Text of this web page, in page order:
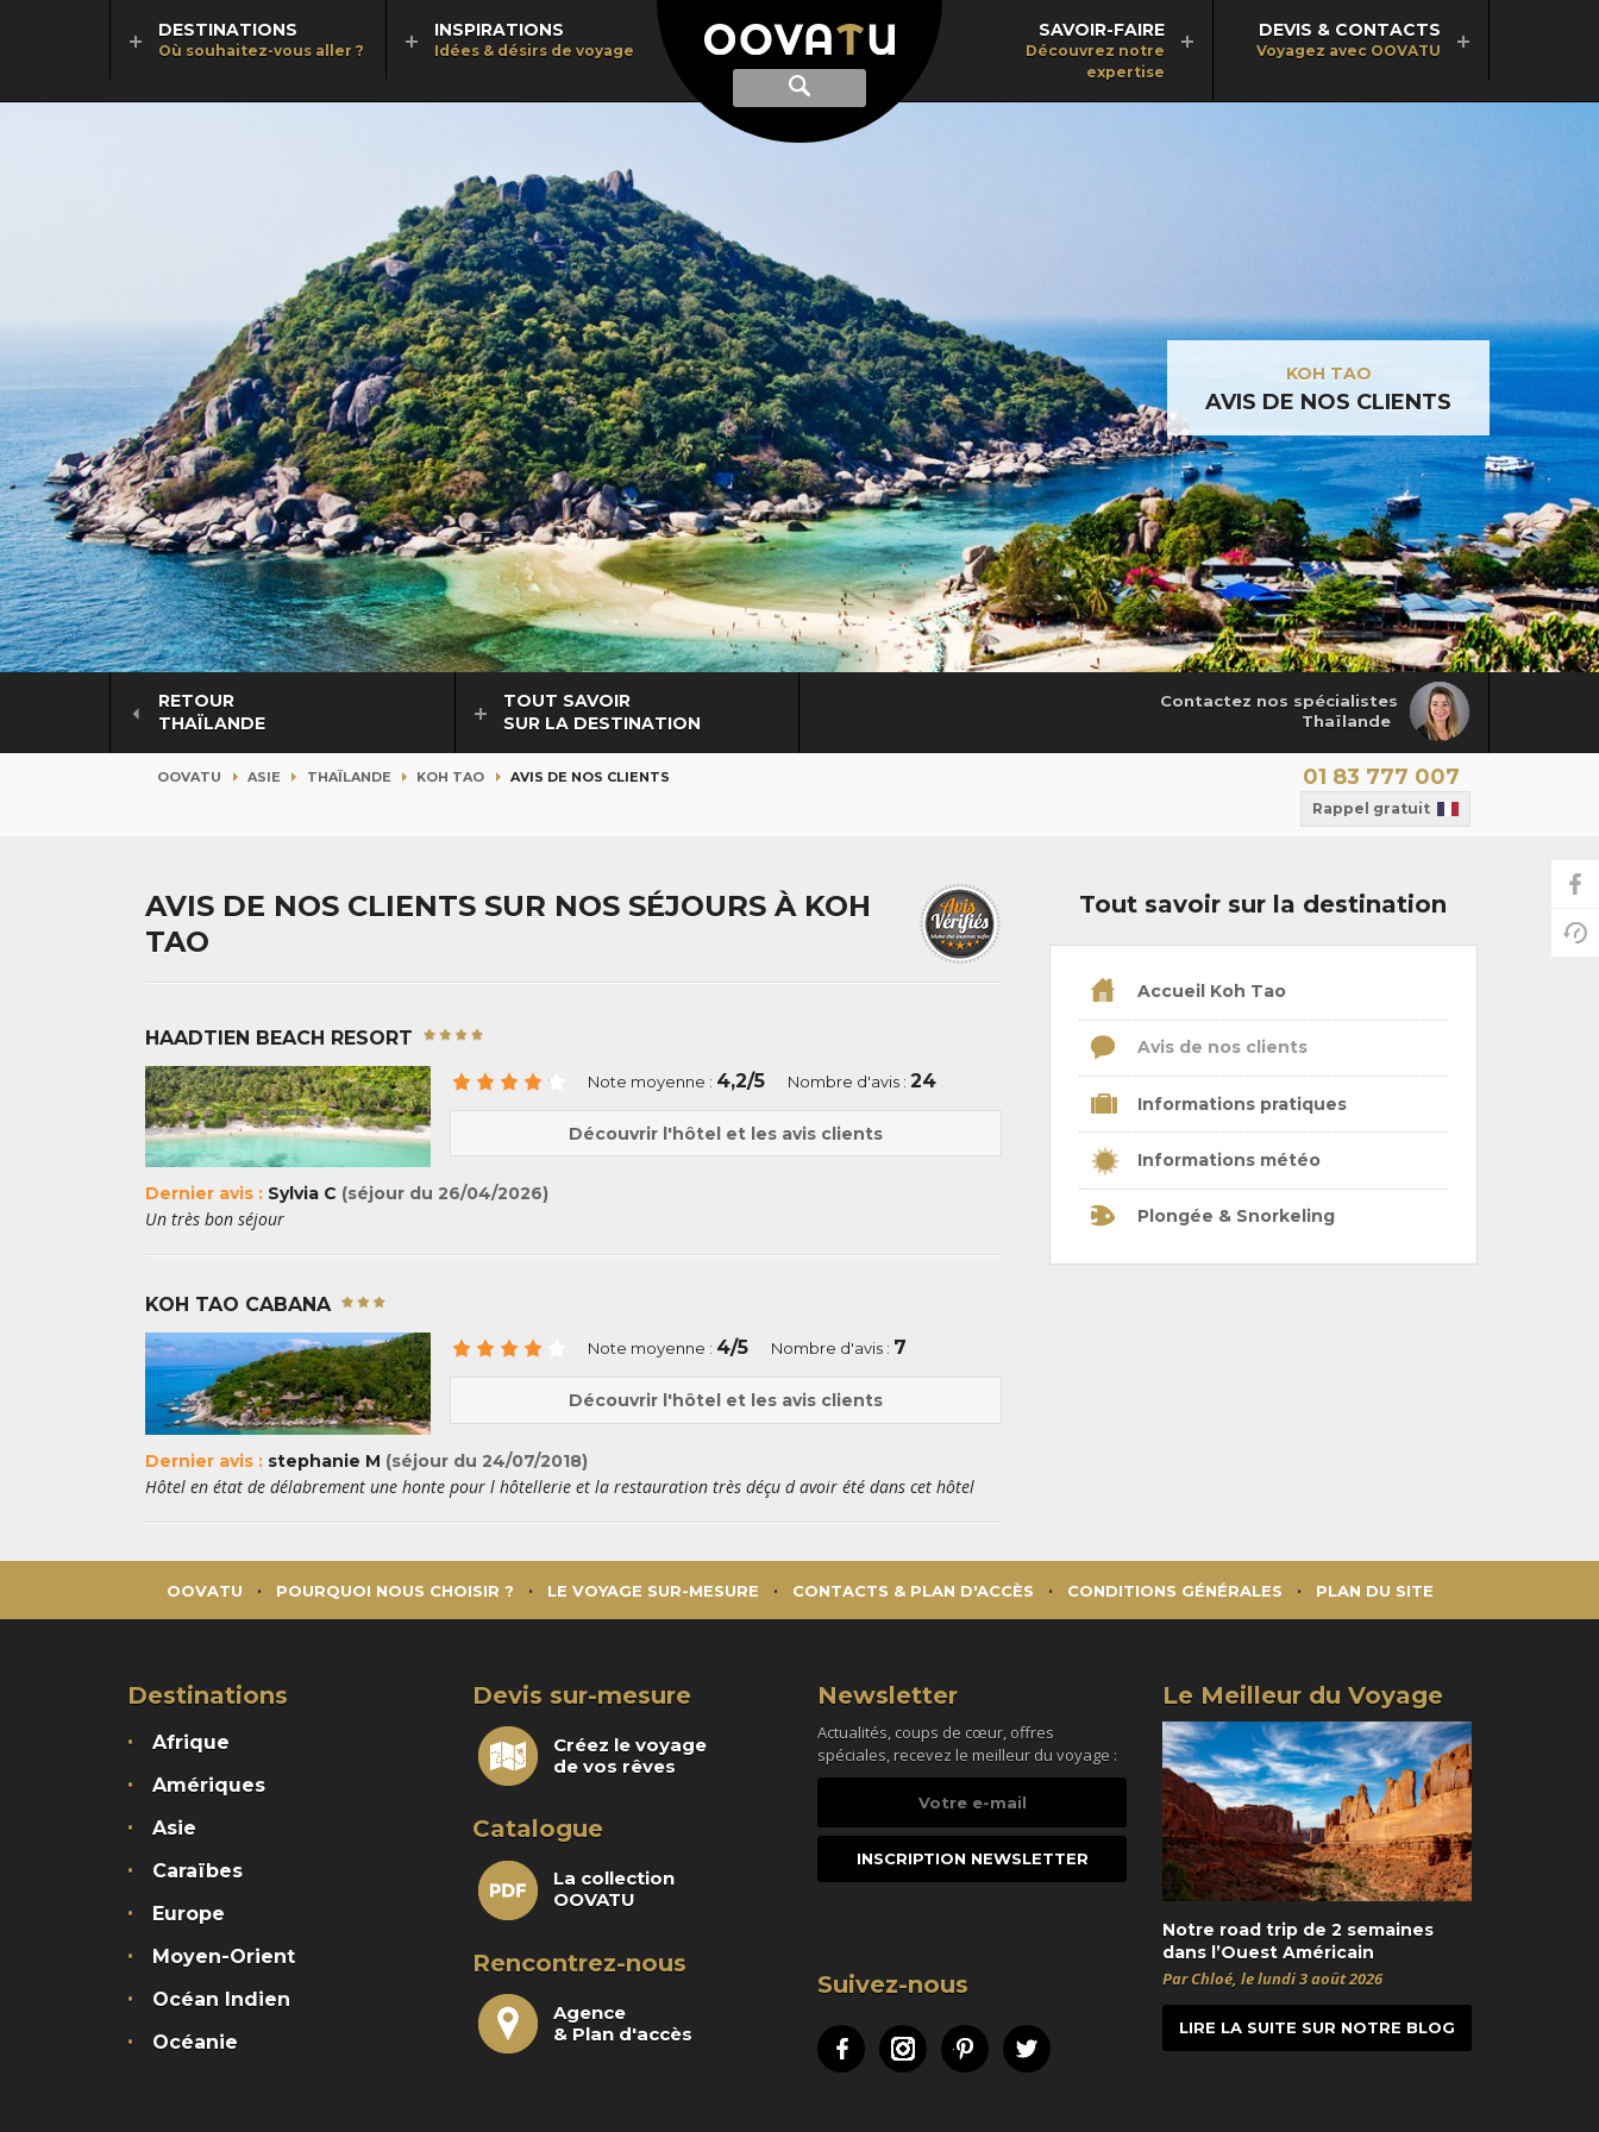
Afficher
recherche
Recherche
DESTINATIONS
Où souhaitez-vous aller ?
INSPIRATIONS
Idées & désirs de voyage
SAVOIR-FAIRE
Découvrez notre
expertise
DEVIS & CONTACTS
Voyagez avec OOVATU
KOH TAO
AVIS DE NOS CLIENTS
Contactez nos spécialistes
Thaïlande
RETOUR
THAÏLANDE
TOUT SAVOIR
SUR LA DESTINATION
OOVATU ASIE THAÏLANDE KOH TAO AVIS DE NOS CLIENTS 01 83 777 007
Rappel gratuit
AVIS DE NOS CLIENTS SUR NOS SÉJOURS À KOH
TAO
HAADTIEN BEACH RESORT
Note moyenne : 4,2/5 Nombre d'avis : 24
Découvrir l'hôtel et les avis clients
Dernier avis : Sylvia C (séjour du 26/04/2026)
Un très bon séjour
KOH TAO CABANA
Note moyenne : 4/5 Nombre d'avis : 7
Découvrir l'hôtel et les avis clients
Dernier avis : stephanie M (séjour du 24/07/2018)
Hôtel en état de délabrement une honte pour l hôtellerie et la restauration très déçu d avoir été dans cet hôtel
Tout savoir sur la destination
Accueil Koh Tao
Avis de nos clients
Informations pratiques
Informations météo
Plongée & Snorkeling
OOVATU POURQUOI NOUS CHOISIR ? LE VOYAGE SUR-MESURE CONTACTS & PLAN D'ACCÈS CONDITIONS GÉNÉRALES PLAN DU SITE
Destinations
Afrique
Amériques
Asie
Caraïbes
Europe
Moyen-Orient
Océan Indien
Océanie
Devis sur-mesure
Créez le voyage
de vos rêves
Catalogue
La collection
OOVATU
Rencontrez-nous
Agence
& Plan d'accès
Newsletter
Actualités, coups de cœur, offres
spéciales, recevez le meilleur du voyage :
Suivez-nous
FacebookInstagramPinterestTwitter
Le Meilleur du Voyage
Notre road trip de 2 semaines
dans l’Ouest Américain
Par Chloé, le lundi 3 août 2026
LIRE LA SUITE SUR NOTRE BLOG